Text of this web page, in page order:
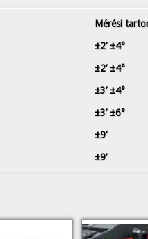
Mérési
±2’ ±4°
±2’ ±4°
±3’ ±4°
±3’ ±6°
±9’
±9’